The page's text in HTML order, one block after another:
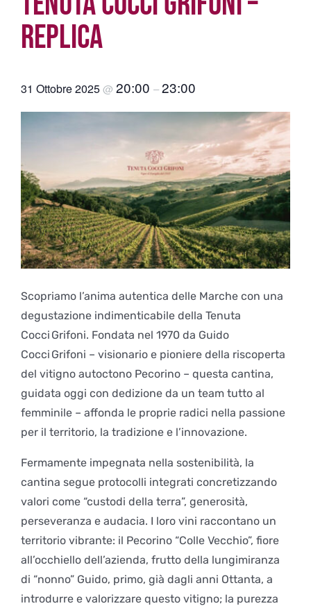
L’associazione
REPLICA
31 Ottobre 2025@ 20:00 –23:00
Scopriamo l’anima autentica delle Marche con una
degustazione indimenticabile della Tenuta
Cocci Grifoni. Fondata nel 1970 da Guido
Cocci Grifoni – visionario e pioniere della riscoperta
del vitigno autoctono Pecorino – questa cantina,
guidata oggi con dedizione da un team tutto al
femminile – affonda le proprie radici nella passione
per il territorio, la tradizione e l’innovazione.
Fermamente impegnata nella sostenibilità, la
cantina segue protocolli integrati concretizzando
valori come “custodi della terra”, generosità,
perseveranza e audacia. I loro vini raccontano un
territorio vibrante: il Pecorino “Colle Vecchio”, fiore
all’occhiello dell’azienda, frutto della lungimiranza
di “nonno” Guido, primo, già dagli anni Ottanta, a
introdurre e valorizzare questo vitigno; la purezza